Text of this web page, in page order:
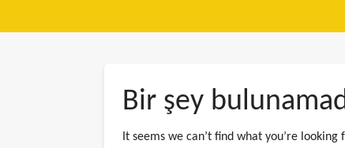
Bir şey
It seems we can’t find what you’re